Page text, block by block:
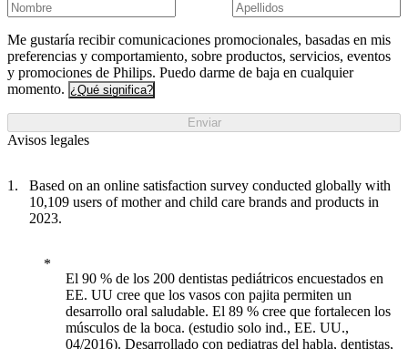
Me gustaría recibir comunicaciones promocionales, basadas en mis
preferencias y comportamiento, sobre productos, servicios, eventos
y promociones de Philips. Puedo darme de baja en cualquier
momento. ¿Qué significa?
Enviar
Avisos legales
Based on an online satisfaction survey conducted globally with
10,109 users of mother and child care brands and products in
2023.
El 90 % de los 200 dentistas pediátricos encuestados en
EE. UU cree que los vasos con pajita permiten un
desarrollo oral saludable. El 89 % cree que fortalecen los
músculos de la boca. (estudio solo ind., EE. UU.,
04/2016). Desarrollado con pediatras del habla, dentistas,